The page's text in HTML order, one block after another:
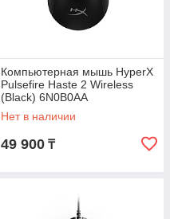
Компьютерная мышь HyperX
Pulsefire Haste 2 Wireless
(Black) 6N0B0AA
Нет в наличии
49 900 ₸